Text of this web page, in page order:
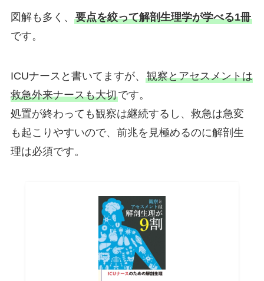
図解も多く、 要点を絞って解剖生理学が学べる1冊
です。
ICUナースと書いてますが、 観察とアセスメントは
救急外来ナースも大切です。
処置が終わっても観察は継続するし、救急は急変
も起こりやすいので、前兆を見極めるのに解剖生
理は必須です。